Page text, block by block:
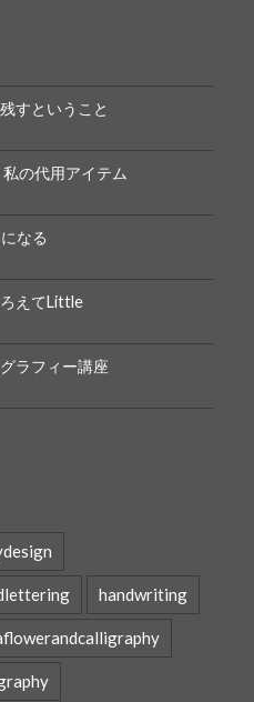
すということ
の代用アイテム
なる
えてLittle
ラフィー講座
handwriting